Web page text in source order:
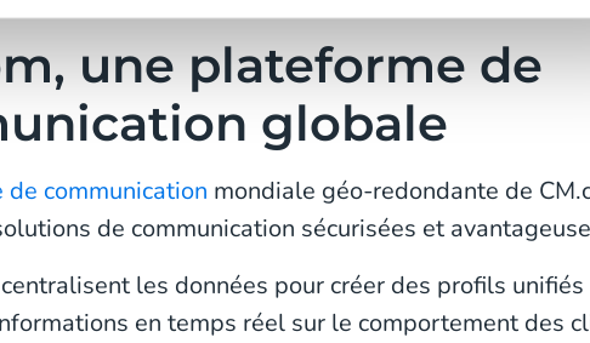
une plateforme de
globale
communication mondiale géo-redondante de
de communication sécurisées et
les données pour créer des profils unifiés
en temps réel sur le comportement des